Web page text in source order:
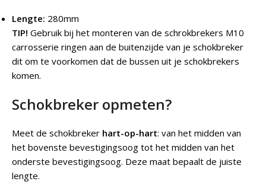
Lengte: 280mm
TIP! Gebruik bij het monteren van de schrokbrekers M10
carrosserie ringen aan de buitenzijde van je schokbreker
dit om te voorkomen dat de bussen uit je schokbrekers
komen.
Schokbreker opmeten?
Meet de schokbreker hart-op-hart: van het midden van
het bovenste bevestigingsoog tot het midden van het
onderste bevestigingsoog. Deze maat bepaalt de juiste
lengte.